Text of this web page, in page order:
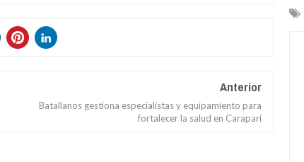
Anterior
Batallanos gestiona especialistas y equipamiento para
fortalecer la salud en Caraparí